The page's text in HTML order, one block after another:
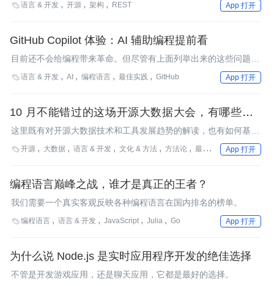
语言 & 开发 开源 架构 REST App 打开
GitHub Copilot 体验：AI 辅助编程提前看
目前还不会给编程带来革命。但尽管有上面列举出来的这些问题，
我还是坚信它会在未来产生重大的、改变游戏规则的影响力。
语言 & 开发 AI 编程语言 最佳实践 GitHub App 打开
10 月不能错过的这场开源大数据大会，有哪些亮点
值得开发者关注？
这里既有对开源大数据技术和工具发展趋势的解读，也有如何基于
开源项目构建企业级数据平台的探讨和交流。
开源 大数据 语言 & 开发 文化 & 方法 方法论 最佳实践 社区
App 打开
编程语言巅峰之战，谁才是真正的王者？
我们需要一个真实客观反映各种编程语言在国内排名的榜单。
编程语言 语言 & 开发 JavaScript Julia Go App 打开
为什么说 Node.js 是实时应用程序开发的绝佳选择
不管是开发游戏应用，还是聊天应用，它都是最好的选择。